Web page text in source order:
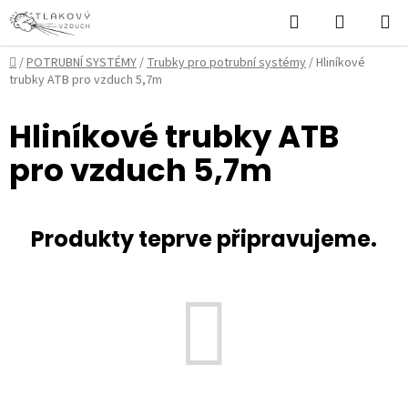
Přejít
na
obsah
Hledat
KOŠÍK
Domů
/POTRUBNÍ SYSTÉMY/Trubky pro potrubní systémy/Hliníkové
trubky ATB pro vzduch 5,7m
Hliníkové trubky ATB
pro vzduch 5,7m
Produkty teprve připravujeme.